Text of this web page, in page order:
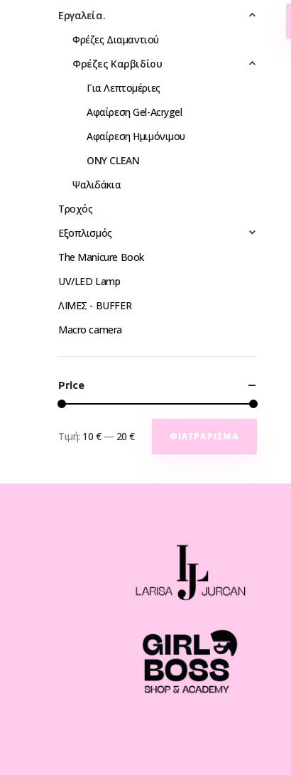
Eργαλεία.
Φρέζες Διαμαντιού
Φρέζες Καρβιδίου
Για Λεπτομέριες
Αφαίρεση Gel-Acrygel
Αφαίρεση Ημιμόνιμου
ONY CLEAN
Ψαλιδάκια
Τροχός
Εξοπλισμός
The Manicure Book
UV/LED Lamp
ΛΙΜΕΣ - BUFFER
Macro camera
Price
ΦΙΛΤΡΆΡΙΣΜΑ
Τιμή: 10 €— 20 €